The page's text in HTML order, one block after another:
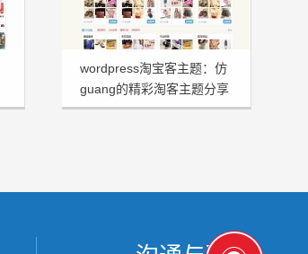
wordpress淘宝客主题：仿
guang的精彩淘客主题分享